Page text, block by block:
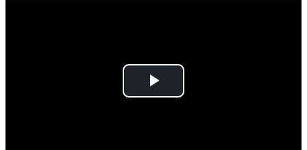
Play